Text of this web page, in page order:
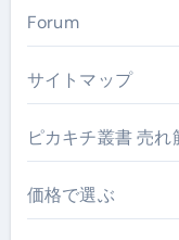
Forum
サイトマップ
ピカキチ叢書 売れ
価格で選ぶ